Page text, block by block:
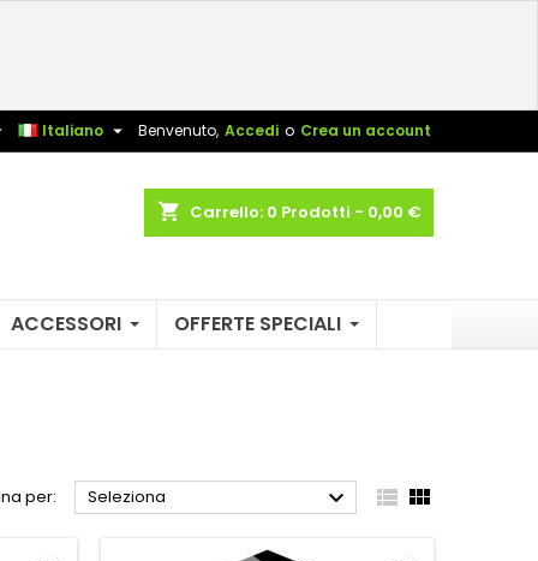
Benvenuto, Accedi o Crea un account
Italiano 
shopping_cart Carrello: 0 Prodotti - 0,00 €
ACCESSORI OFFERTE SPECIALI
per: Seleziona   